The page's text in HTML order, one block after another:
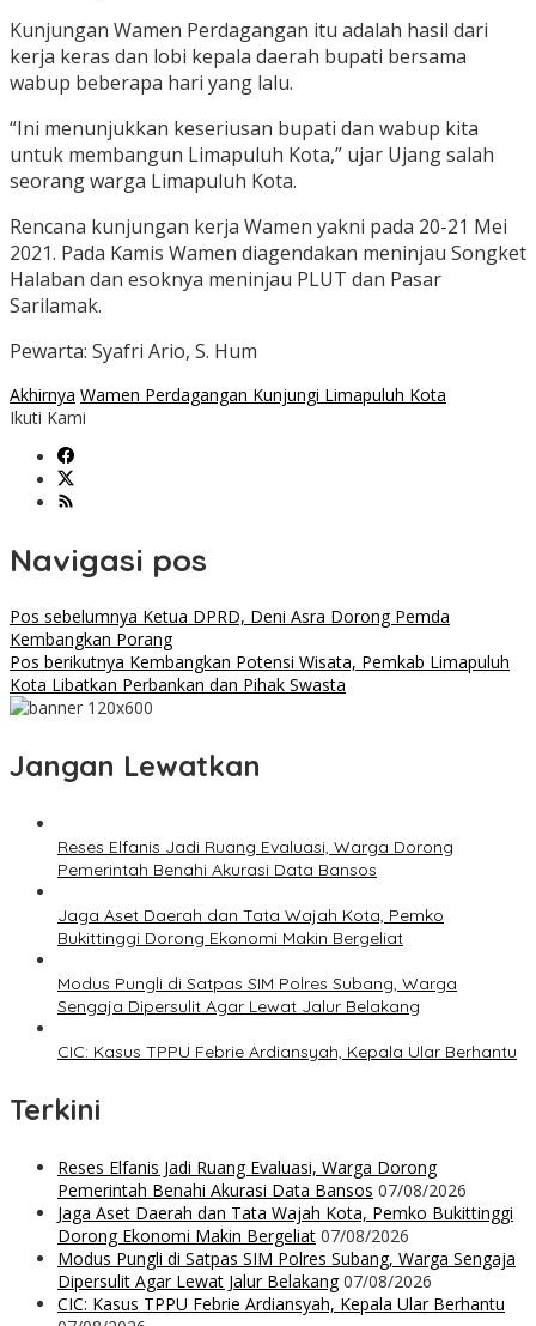
Kunjungan Wamen Perdagangan itu adalah hasil dari
kerja keras dan lobi kepala daerah bupati bersama
wabup beberapa hari yang lalu.
“Ini menunjukkan keseriusan bupati dan wabup kita
untuk membangun Limapuluh Kota,” ujar Ujang salah
seorang warga Limapuluh Kota.
Rencana kunjungan kerja Wamen yakni pada 20-21 Mei
2021. Pada Kamis Wamen diagendakan meninjau Songket
Halaban dan esoknya meninjau PLUT dan Pasar
Sarilamak.
Pewarta: Syafri Ario, S. Hum
Akhirnya Wamen Perdagangan Kunjungi Limapuluh Kota
Ikuti Kami
Navigasi pos
Pos sebelumnya Ketua DPRD, Deni Asra Dorong Pemda
Kembangkan Porang
Pos berikutnya Kembangkan Potensi Wisata, Pemkab Limapuluh
Kota Libatkan Perbankan dan Pihak Swasta
Jangan Lewatkan
Reses Elfanis Jadi Ruang Evaluasi, Warga Dorong
Pemerintah Benahi Akurasi Data Bansos
Jaga Aset Daerah dan Tata Wajah Kota, Pemko
Bukittinggi Dorong Ekonomi Makin Bergeliat
Modus Pungli di Satpas SIM Polres Subang, Warga
Sengaja Dipersulit Agar Lewat Jalur Belakang
CIC: Kasus TPPU Febrie Ardiansyah, Kepala Ular Berhantu
Terkini
Reses Elfanis Jadi Ruang Evaluasi, Warga Dorong
Pemerintah Benahi Akurasi Data Bansos 07/08/2026
Jaga Aset Daerah dan Tata Wajah Kota, Pemko Bukittinggi
Dorong Ekonomi Makin Bergeliat 07/08/2026
Modus Pungli di Satpas SIM Polres Subang, Warga Sengaja
Dipersulit Agar Lewat Jalur Belakang 07/08/2026
CIC: Kasus TPPU Febrie Ardiansyah, Kepala Ular Berhantu